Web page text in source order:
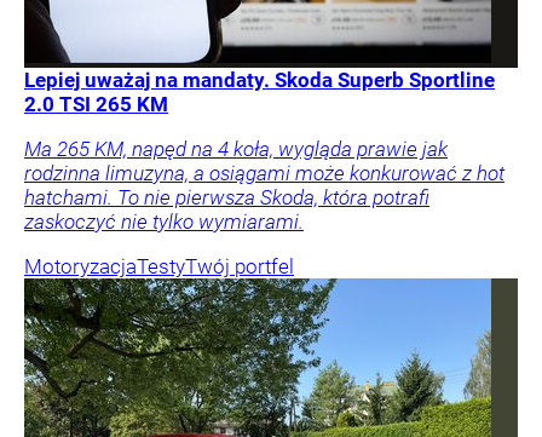
Lepiej uważaj na mandaty. Skoda Superb Sportline
2.0 TSI 265 KM
Ma 265 KM, napęd na 4 koła, wygląda prawie jak
rodzinna limuzyna, a osiągami może konkurować z hot
hatchami. To nie pierwsza Skoda, która potrafi
zaskoczyć nie tylko wymiarami.
MotoryzacjaTestyTwój portfel